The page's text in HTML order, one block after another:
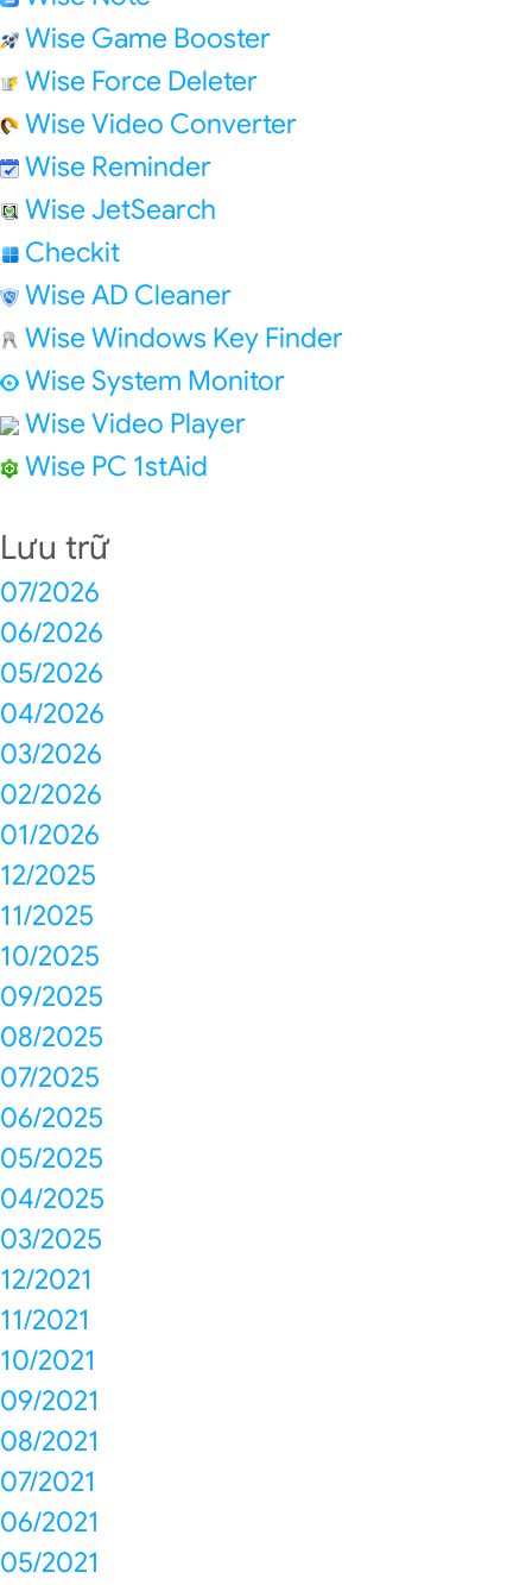
Wise Game Booster
Wise Force Deleter
Wise Video Converter
Wise Reminder
Wise JetSearch
Checkit
Wise AD Cleaner
Wise Windows Key Finder
Wise System Monitor
Wise Video Player
Wise PC 1stAid
Lưu trữ
07/2026
06/2026
05/2026
04/2026
03/2026
02/2026
01/2026
12/2025
11/2025
10/2025
09/2025
08/2025
07/2025
06/2025
05/2025
04/2025
03/2025
12/2021
11/2021
10/2021
09/2021
08/2021
07/2021
06/2021
05/2021